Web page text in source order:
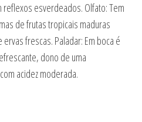
reflexos esverdeados. Olfato: Tem
de frutas tropicais maduras
frescas. Paladar: Em boca é
dono de uma
acidez moderada.